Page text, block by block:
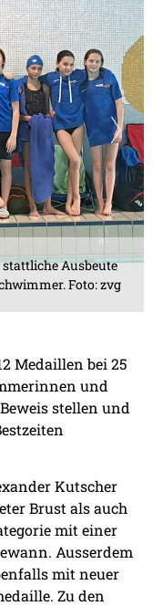
Ausbeute
Foto: zvg
Medaillen bei 25
und
stellen und
Kutscher
Brust als auch
mit einer
Ausserdem
mit neuer
Zu den